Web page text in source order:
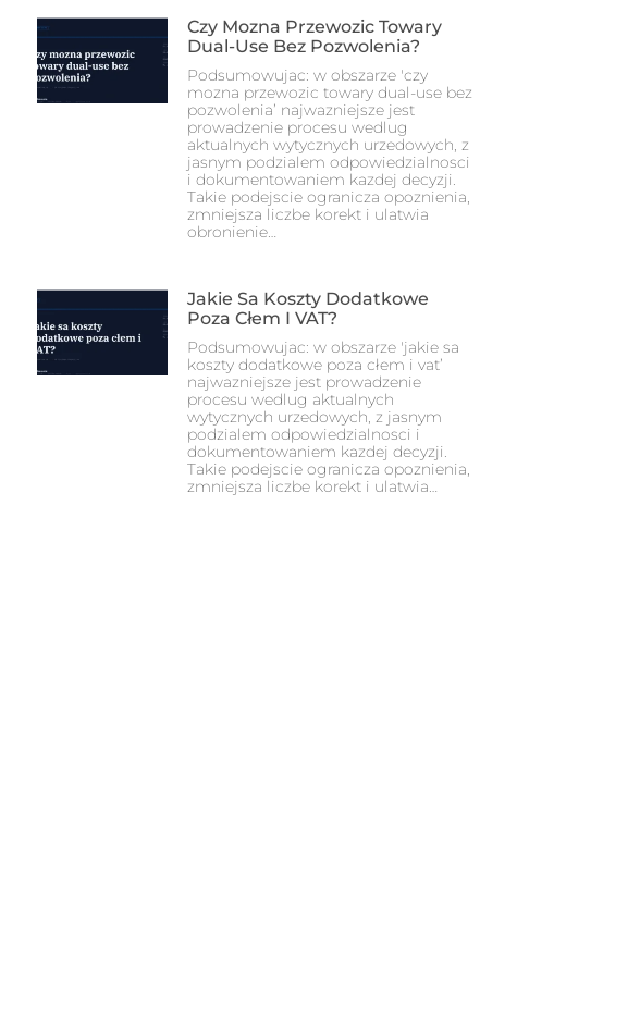
Czy Mozna Przewozic Towary
Dual-Use Bez Pozwolenia?
Podsumowujac: w obszarze 'czy
mozna przewozic towary dual-use bez
pozwolenia’ najwazniejsze jest
prowadzenie procesu wedlug
aktualnych wytycznych urzedowych, z
jasnym podzialem odpowiedzialnosci
i dokumentowaniem kazdej decyzji.
Takie podejscie ogranicza opoznienia,
zmniejsza liczbe korekt i ulatwia
obronienie…
Jakie Sa Koszty Dodatkowe
Poza Cłem I VAT?
Podsumowujac: w obszarze 'jakie sa
koszty dodatkowe poza cłem i vat’
najwazniejsze jest prowadzenie
procesu wedlug aktualnych
wytycznych urzedowych, z jasnym
podzialem odpowiedzialnosci i
dokumentowaniem kazdej decyzji.
Takie podejscie ogranicza opoznienia,
zmniejsza liczbe korekt i ulatwia…